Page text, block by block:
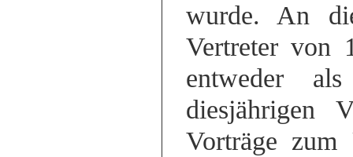
wurde. An
Vertreter von
entweder
diesjährigen
Vorträge